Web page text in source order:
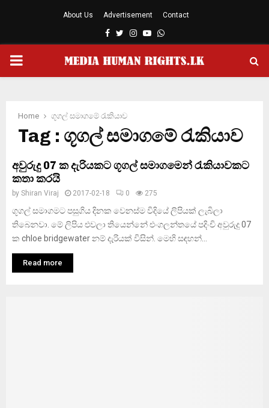
About Us Advertisement Contact
Facebook
TwitterInstagram
YoutubeWhatsapp
PRIMARY
Home ගූගල් සමාගමේ රැකියාව
Tag : ගූගල් සමාගමේ රැකියාව
අවුරුදු 07 ක දැරියකට ගූගල් සමාගමෙන් රැකියාවකට
කතා කරයි
by Shiran Viraj 2017-02-18 0 275
ගූගල් සමාගමට පසුගිය දිනක වෙනස්ම විදියේ ලිපියක් ලැබිලා
තිබෙනවා. මේ ලිපිය එවලා තියෙන්නේ එංගලන්තයේ පදිංචි අවුරුදු 07
ක chloe bridgewater නම් දැරියක් විසින්. මෙහි සඳහන්...
Read more